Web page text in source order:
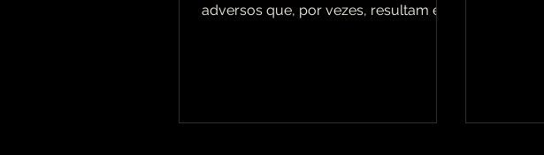
adversos que, por vezes, resultam em